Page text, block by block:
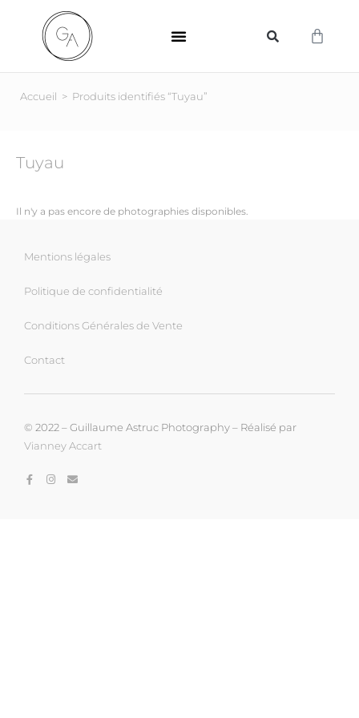
Accueil > Produits identifiés “Tuyau”
Tuyau
Il n'y a pas encore de photographies disponibles.
Mentions légales
Politique de confidentialité
Conditions Générales de Vente
Contact
© 2022 – Guillaume Astruc Photography – Réalisé par
Vianney Accart